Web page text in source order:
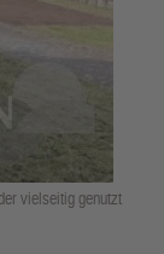
vielseitig genutzt